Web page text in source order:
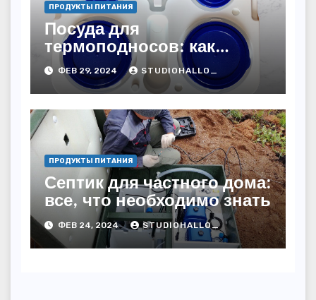
ПРОДУКТЫ ПИТАНИЯ
Посуда для
термоподносов: как
правильно выбрать и
использовать
ФЕВ 29, 2024 STUDIOHALLO_
ПРОДУКТЫ ПИТАНИЯ
Септик для частного дома:
все, что необходимо знать
ФЕВ 24, 2024 STUDIOHALLO_